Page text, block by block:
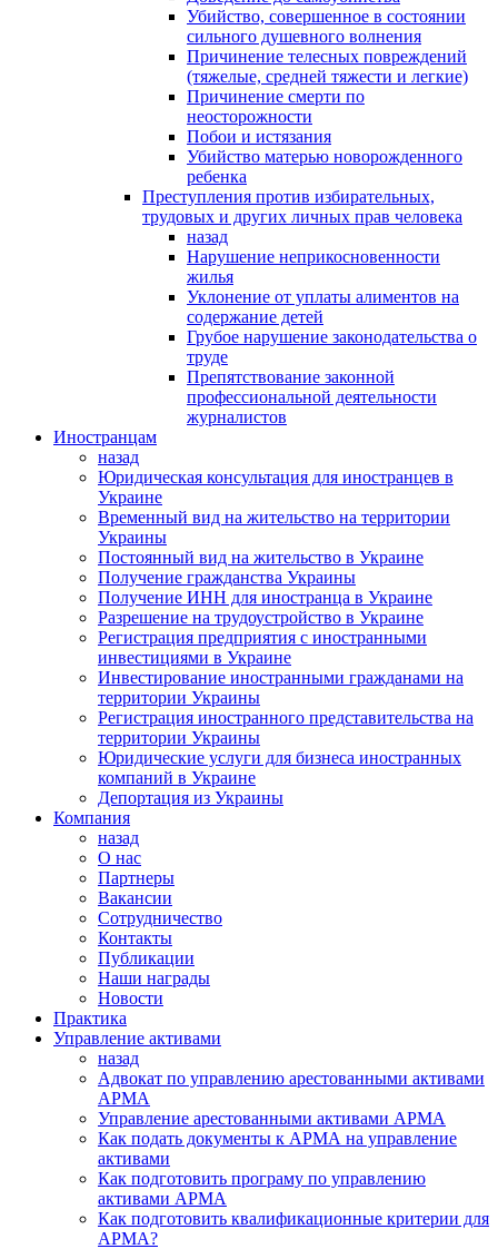
Убийство, совершенное в состоянии
сильного душевного волнения
Причинение телесных повреждений
(тяжелые, средней тяжести и легкие)
Причинение смерти по
неосторожности
Побои и истязания
Убийство матерью новорожденного
ребенка
Преступления против избирательных,
трудовых и других личных прав человека
назад
Нарушение неприкосновенности
жилья
Уклонение от уплаты алиментов на
содержание детей
Грубое нарушение законодательства о
труде
Препятствование законной
профессиональной деятельности
журналистов
Иностранцам
назад
Юридическая консультация для иностранцев в
Украине
Временный вид на жительство на территории
Украины
Постоянный вид на жительство в Украине
Получение гражданства Украины
Получение ИНН для иностранца в Украине
Разрешение на трудоустройство в Украине
Регистрация предприятия с иностранными
инвестициями в Украине
Инвестирование иностранными гражданами на
территории Украины
Регистрация иностранного представительства на
территории Украины
Юридические услуги для бизнеса иностранных
компаний в Украине
Депортация из Украины
Компания
назад
О нас
Партнеры
Вакансии
Сотрудничество
Контакты
Публикации
Наши награды
Новости
Практика
Управление активами
назад
Адвокат по управлению арестованными активами
АРМА
Управление арестованными активами АРМА
Как подать документы к АРМА на управление
активами
Как подготовить програму по управлению
активами АРМА
Как подготовить квалификационные критерии для
АРМА?